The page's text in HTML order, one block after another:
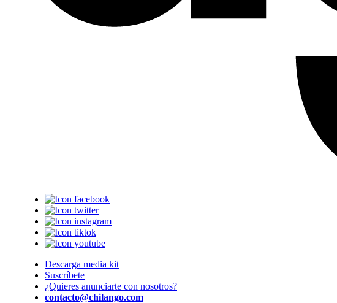
Descarga media kit
Suscríbete
¿Quieres anunciarte con nosotros?
contacto@chilango.com